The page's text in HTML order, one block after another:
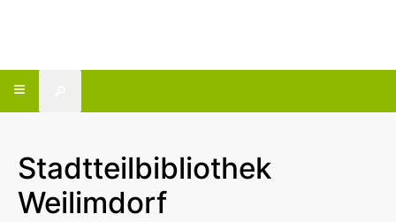
Stadtteilbibliothek
Weilimdorf